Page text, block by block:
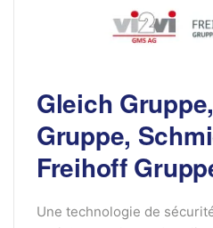
Gleich
Gruppe,
Freihoff
Une technologie de